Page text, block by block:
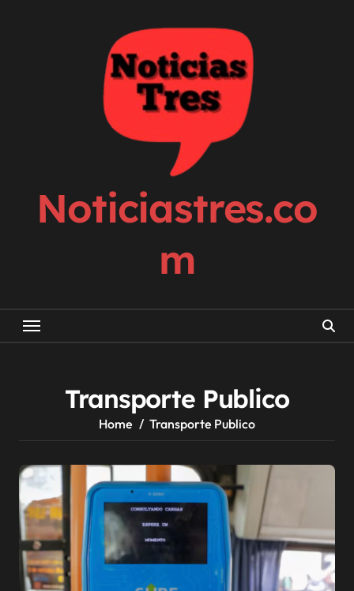
Noticiastres.co
m
Transporte Publico
Home Transporte Publico